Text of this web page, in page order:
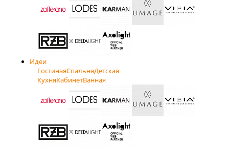
Идеи
ГостинаяСпальняДетская
КухняКабинетВанная